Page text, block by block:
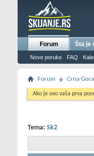
Forum
Nove poruke FAQ
Šta je
Forum Crna Gora
Ako je ovo vaša prva
Tema: Sk2